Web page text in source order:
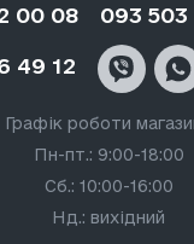
00 08 093 503
49 12
Графік роботи
Пн-пт.: 9:00-18:00
Сб.: 10:00-16:00
Нд.: вихідний